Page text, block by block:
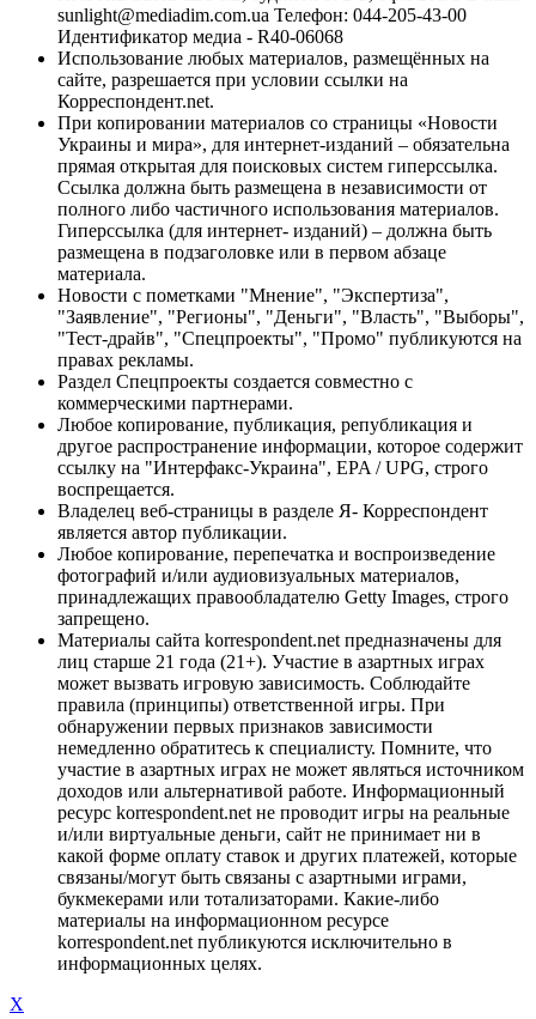
sunlight@mediadim.com.ua Телефон: 044-205-43-00
Идентификатор медиа - R40-06068
Использование любых материалов, размещённых на
сайте, разрешается при условии ссылки на
Корреспондент.net.
При копировании материалов со страницы «Новости
Украины и мира», для интернет-изданий – обязательна
прямая открытая для поисковых систем гиперссылка.
Ссылка должна быть размещена в независимости от
полного либо частичного использования материалов.
Гиперссылка (для интернет- изданий) – должна быть
размещена в подзаголовке или в первом абзаце
материала.
Новости с пометками "Мнение", "Экспертиза",
"Заявление", "Регионы", "Деньги", "Власть", "Выборы",
"Тест-драйв", "Спецпроекты", "Промо" публикуются на
правах рекламы.
Раздел Спецпроекты создается совместно с
коммерческими партнерами.
Любое копирование, публикация, републикация и
другое распространение информации, которое содержит
ссылку на "Интерфакс-Украина", EPA / UPG, строго
воспрещается.
Владелец веб-страницы в разделе Я- Корреспондент
является автор публикации.
Любое копирование, перепечатка и воспроизведение
фотографий и/или аудиовизуальных материалов,
принадлежащих правообладателю Getty Images, строго
запрещено.
Материалы сайта korrespondent.net предназначены для
лиц старше 21 года (21+). Участие в азартных играх
может вызвать игровую зависимость. Соблюдайте
правила (принципы) ответственной игры. При
обнаружении первых признаков зависимости
немедленно обратитесь к специалисту. Помните, что
участие в азартных играх не может являться источником
доходов или альтернативой работе. Информационный
ресурс korrespondent.net не проводит игры на реальные
и/или виртуальные деньги, сайт не принимает ни в
какой форме оплату ставок и других платежей, которые
связаны/могут быть связаны с азартными играми,
букмекерами или тотализаторами. Какие-либо
материалы на информационном ресурсе
korrespondent.net публикуются исключительно в
информационных целях.
X